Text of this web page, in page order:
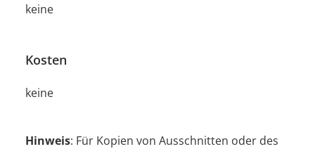
keine
Kosten
keine
Hinweis: Für Kopien von Ausschnitten oder des